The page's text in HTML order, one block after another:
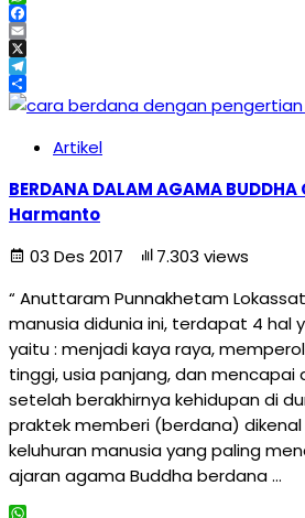
WhatsApp
Facebook
Email
X
Telegram
Share
Artikel
BERDANA DALAM AGAMA BUDDHA
Harmanto
03 Des 2017
7.303 views
“ Anuttaram Punnakhetam
manusia didunia ini, terdapat 4 hal
yaitu : menjadi kaya raya,
tinggi, usia panjang, dan mencapai
setelah berakhirnya kehidupan di
praktek memberi (berdana)
keluhuran manusia yang paling
ajaran agama Buddha berdana …